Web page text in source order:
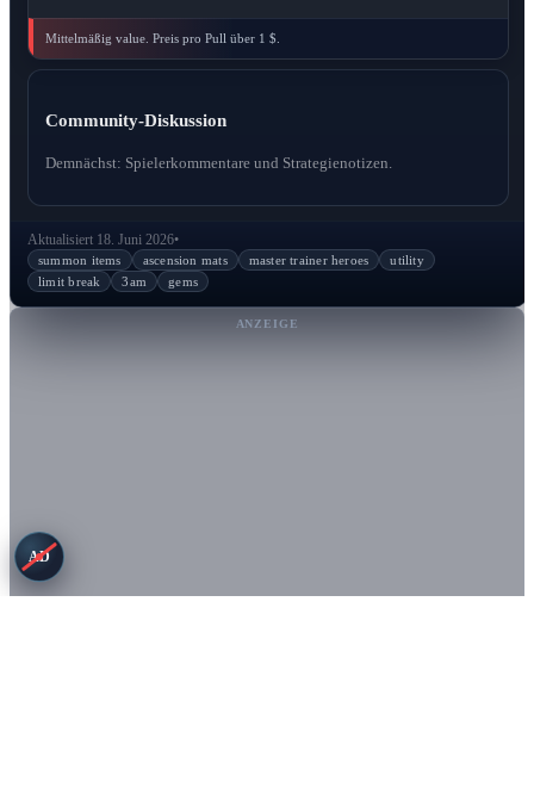
Mittelmäßig value. Preis pro Pull über 1 $.
Community-Diskussion
Demnächst: Spielerkommentare und Strategienotizen.
Aktualisiert 18. Juni 2026•
summon items ascension mats master trainer heroes
utility
limit break
3am gems
ANZEIGE
AD